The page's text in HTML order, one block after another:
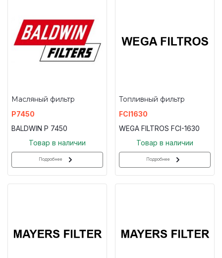
Масляный фильтр
P7450
BALDWIN P 7450
Товар в наличии
Подробнее
Топливный фильтр
FCI1630
WEGA FILTROS FCI-1630
Товар в наличии
Подробнее